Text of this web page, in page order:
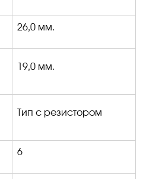
26,0 мм.
19,0 мм.
Тип с резистором
6